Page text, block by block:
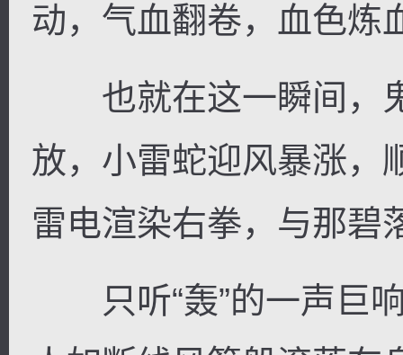
动，气血翻卷，血色炼
也就在这一瞬间，
放，小雷蛇迎风暴涨，
雷电渲染右拳，与那碧
只听“轰”的一声巨响